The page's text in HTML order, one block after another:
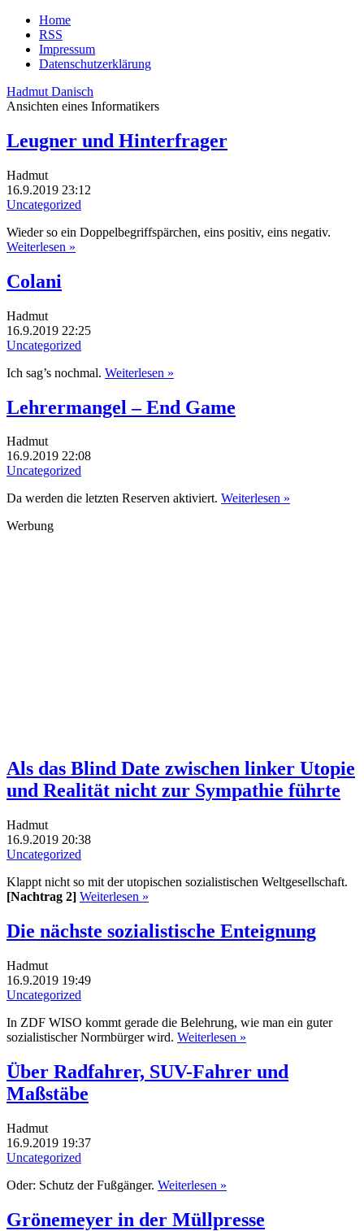
Home
RSS
Impressum
Datenschutzerklärung
Hadmut Danisch
Ansichten eines Informatikers
Leugner und Hinterfrager
Hadmut
16.9.2019 23:12
Uncategorized
Wieder so ein Doppelbegriffspärchen, eins positiv, eins negativ.
Weiterlesen »
Colani
Hadmut
16.9.2019 22:25
Uncategorized
Ich sag’s nochmal. Weiterlesen »
Lehrermangel – End Game
Hadmut
16.9.2019 22:08
Uncategorized
Da werden die letzten Reserven aktiviert. Weiterlesen »
Werbung
Als das Blind Date zwischen linker Utopie
und Realität nicht zur Sympathie führte
Hadmut
16.9.2019 20:38
Uncategorized
Klappt nicht so mit der utopischen sozialistischen Weltgesellschaft.
[Nachtrag 2] Weiterlesen »
Die nächste sozialistische Enteignung
Hadmut
16.9.2019 19:49
Uncategorized
In ZDF WISO kommt gerade die Belehrung, wie man ein guter
sozialistischer Normbürger wird. Weiterlesen »
Über Radfahrer, SUV-Fahrer und
Maßstäbe
Hadmut
16.9.2019 19:37
Uncategorized
Oder: Schutz der Fußgänger. Weiterlesen »
Grönemeyer in der Müllpresse